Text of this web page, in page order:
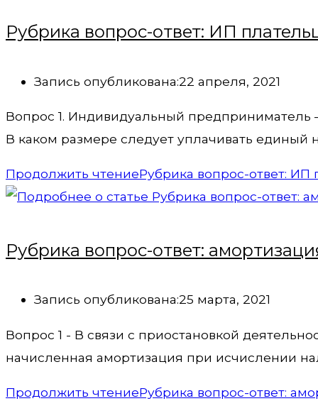
Рубрика вопрос-ответ: ИП
Запись опубликована:22 апреля, 2021
Вопрос 1. Индивидуальный предприниматель
В каком размере следует уплачивать единый
Продолжить чтениеРубрика вопрос-ответ:
Рубрика вопрос-ответ:
Запись опубликована:25 марта, 2021
Вопрос 1 - В связи с приостановкой
начисленная амортизация при исчислении
Продолжить чтениеРубрика вопрос-ответ: